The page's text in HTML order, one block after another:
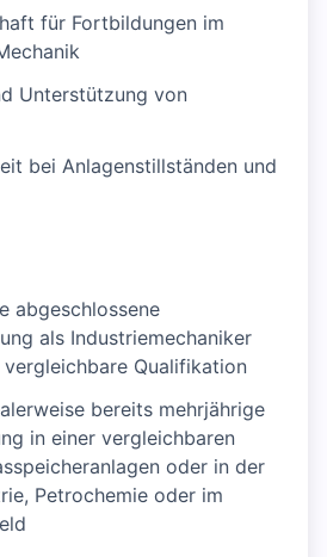
für Fortbildungen im
Unterstützung von
bei Anlagenstillständen und
abgeschlossene
als Industriemechaniker
Qualifikation
bereits mehrjährige
in einer vergleichbaren
oder in der
Petrochemie oder im